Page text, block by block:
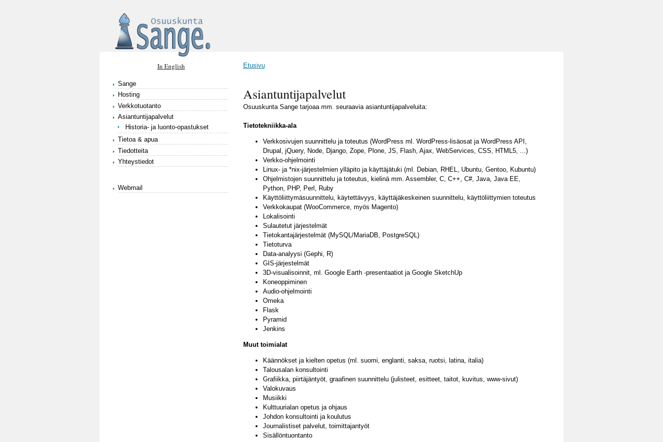
In English
Sange
Hosting
Verkkotuotanto
Asiantuntijapalvelut
Historia- ja luonto-opastukset
Tietoa & apua
Tiedotteita
Yhteystiedot
Webmail
Etusivu
Asiantuntijapalvelut
Osuuskunta Sange tarjoaa mm. seuraavia asiantuntijapalveluita:
Tietotekniikka-ala
Verkkosivujen suunnittelu ja toteutus (WordPress ml. WordPress-lisäosat ja WordPress API,
Drupal, jQuery, Node, Django, Zope, Plone, JS, Flash, Ajax, WebServices, CSS, HTML5, ...)
Verkko-ohjelmointi
Linux- ja *nix-järjestelmien ylläpito ja käyttäjätuki (ml. Debian, RHEL, Ubuntu, Gentoo, Kubuntu)
Ohjelmistojen suunnittelu ja toteutus, kielinä mm. Assembler, C, C++, C#, Java, Java EE,
Python, PHP, Perl, Ruby
Käyttöliittymäsuunnittelu, käytettävyys, käyttäjäkeskeinen suunnittelu, käyttöliittymien toteutus
Verkkokaupat (WooCommerce, myös Magento)
Lokalisointi
Sulautetut järjestelmät
Tietokantajärjestelmät (MySQL/MariaDB, PostgreSQL)
Tietoturva
Data-analyysi (Gephi, R)
GIS-järjestelmät
3D-visualisoinnit, ml. Google Earth -presentaatiot ja Google SketchUp
Koneoppiminen
Audio-ohjelmointi
Omeka
Flask
Pyramid
Jenkins
Muut toimialat
Käännökset ja kielten opetus (ml. suomi, englanti, saksa, ruotsi, latina, italia)
Talousalan konsultointi
Grafiikka, piirtäjäntyöt, graafinen suunnittelu (julisteet, esitteet, taitot, kuvitus, www-sivut)
Valokuvaus
Musiikki
Kulttuurialan opetus ja ohjaus
Johdon konsultointi ja koulutus
Journalistiset palvelut, toimittajantyöt
Sisällöntuontanto